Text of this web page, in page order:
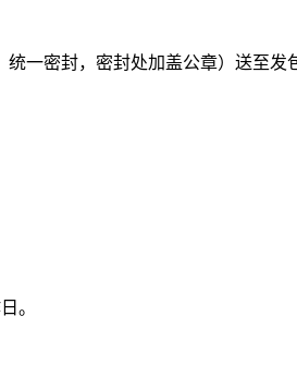
一密封，密封处加盖公章）送至发
。